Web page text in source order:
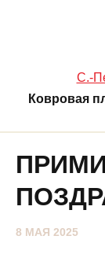
C.-
Ковровая
8 МАЯ 2025